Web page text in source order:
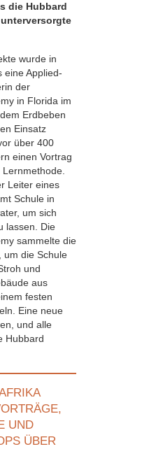
die Hubbard
wurde in
eine Applied-
der
in Florida im
Erdbeben
Einsatz
über 400
einen Vortrag
Leiter eines
Schule in
um sich
lassen. Die
sammelte die
um die Schule
und
aus
festen
Eine neue
und alle
Hubbard
UND
ÜBER